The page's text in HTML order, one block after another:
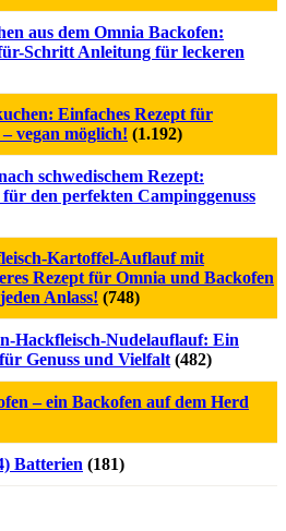
aus dem Omnia Backofen:
Schritt Anleitung für leckeren
Einfaches Rezept für
vegan möglich! (1.192)
schwedischem Rezept:
den perfekten Campinggenuss
Kartoffel-Auflauf mit
Rezept für Omnia und Backofen
Anlass! (748)
Hackfleisch-Nudelauflauf: Ein
Genuss und Vielfalt (482)
– ein Backofen auf dem Herd
Batterien (181)